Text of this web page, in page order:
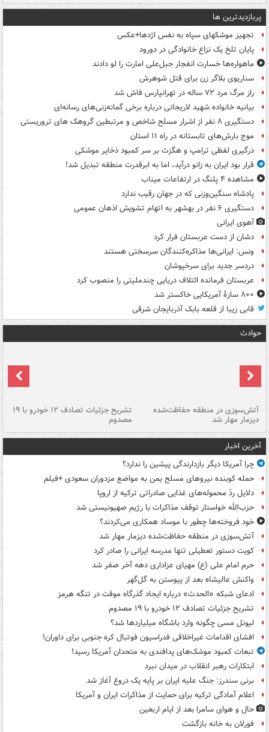
پربازدیدترین ها
تجهیز موشکهای سپاه به نفس اژدها+عکس
پایان تلخ یک نزاع خانوادگی در دورود
ماهواره‌ها خسارت انفجار جبل‌علی امارت را لو دادند
سناریوی بلاگر زن برای قتل شوهرش
راز مرگ مرد ۷۲ ساله در تهرانپارس فاش شد
بیانیه خانواده شهید لاریجانی درباره برخی گمانه‌زنی‌های رسانه‌ای
دستگیری ۸ نفر از اشرار مسلح شاخص و مرتبطین گروهک های تروریستی
موج بارش‌های تابستانه در راه ۱۱ استان
درگیری لفظی ترامپ و هگزث بر سر کمبود ذخایر موشکی
قرار بود ایران به زانو درآید، اما به ابرقدرت منطقه تبدیل شد!
مشاهده ۴ پلنگ در ارتفاعات میناب
پادشاه سنگین‌وزنی که در جهان رقیب ندارد
دستگیری ۶ نفر در بهشهر به اتهام تشویش اذهان عمومی
آهوی ایرانی
دشان از دست عربستان فرار کرد
ونس: ایرانی‌ها مذاکره‌کنندگان سرسختی هستند
دردسر جدید برای سرخپوشان
عربستان فرمانده ائتلاف دریایی چندملیتی را منصوب کرد
۸۰۰ سازۀ آمریکایی خاکستر شد
قابی زیبا از قلعه بابک آذربایجان شرقی
حوادث
آتش‌سوزی در منطقه حفاظت‌شده
دیزمار مهار شد
تشریح جزئیات تصادف ۱۲ خودرو با ۱۹
مصدوم
آخرین اخبار
چرا آمریکا دیگر بازدارندگی پیشین را ندارد؟
حمله کوبنده نیروهای مسلح یمن به مواضع مزدوران سعودی +فیلم
دلایل ردّ محموله‌های غذایی صادراتی ترکیه از اروپا
حزب‌الله خواستار توقف مذاکرات با رژیم صهیونیستی شد
خود فروخته‌ها چطور با موساد همکاری می‌کردند؟
آتش‌سوزی در منطقه حفاظت‌شده دیزمار مهار شد
کویت دستور تعطیلی تنها مدرسه ایرانی را صادر کرد
حرم امام علی (ع) مهیای عزاداری دهه آخر صفر شد
واکنش عالیشاه بعد از پیوستن به گل‌گهر
ادعای شبکه «الحدث» درباره ایجاد گذرگاه موقت در تنگه هرمز
تشریح جزئیات تصادف ۱۲ خودرو با ۱۹ مصدوم
لیونل مسی چگونه وارد باشگاه میلیاردها شد؟
افشای اقدامات غیراخلاقی فدراسیون فوتبال کره جنوبی برای داوران!
تبعات کمبود موشک‌های پدافندی به متحدان آمریکا رسید!
ابتکارات رهبر انقلاب در میدان نبرد
برنی سندرز: جنگ علیه ایران بر پایه یک دروغ آغاز شد
اعلام آمادگی ترکیه برای حمایت از مذاکرات ایران و آمریکا
حال و هوای سامرا بعد از ایام اربعین
فورلان به خانه بازگشت